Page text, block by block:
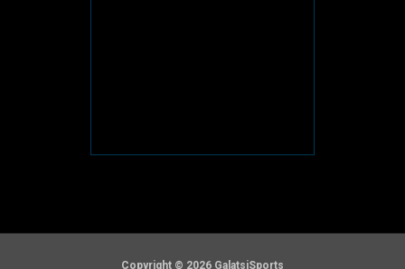
Copyright © 2026 GalatsiSports